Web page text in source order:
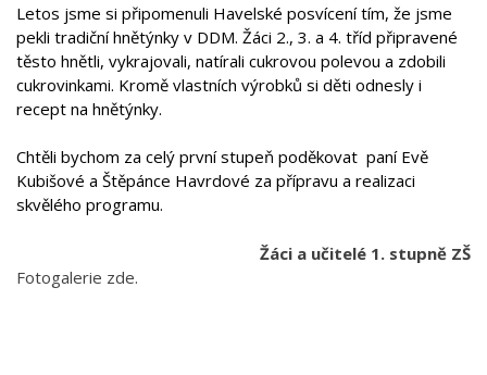
Letos jsme si připomenuli Havelské posvícení tím, že jsme
pekli tradiční hnětýnky v DDM. Žáci 2., 3. a 4. tříd připravené
těsto hnětli, vykrajovali, natírali cukrovou polevou a zdobili
cukrovinkami. Kromě vlastních výrobků si děti odnesly i
recept na hnětýnky.
Chtěli bychom za celý první stupeň poděkovat paní Evě
Kubišové a Štěpánce Havrdové za přípravu a realizaci
skvělého programu.
Žáci a učitelé 1. stupně ZŠ
Fotogalerie zde.